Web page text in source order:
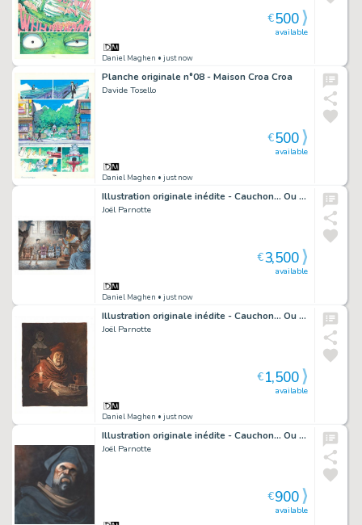
Daniel Maghen • just now
available
€500
Planche originale n°08 - Maison Croa Croa
Davide Tosello
Daniel Maghen • just now
available
€500
Illustration originale inédite - Cauchon... Ou l'homme qui tua Jeanne d'Arc
Joël Parnotte
Daniel Maghen • just now
available
€3,500
Illustration originale inédite - Cauchon... Ou l'homme qui tua Jeanne d'Arc
Joël Parnotte
Daniel Maghen • just now
available
€1,500
Illustration originale inédite - Cauchon... Ou l'homme qui tua Jeanne d'Arc
Joël Parnotte
available
€900